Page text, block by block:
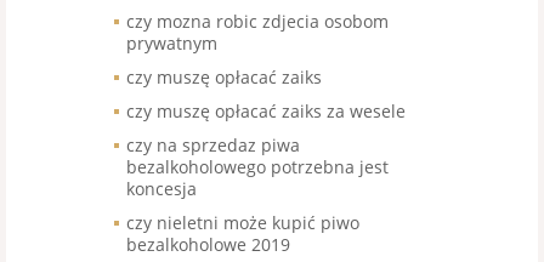
czy mozna robic zdjecia osobom
prywatnym
czy muszę opłacać zaiks
czy muszę opłacać zaiks za wesele
czy na sprzedaz piwa
bezalkoholowego potrzebna jest
koncesja
czy nieletni może kupić piwo
bezalkoholowe 2019